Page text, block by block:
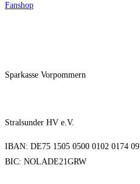
Fanshop
Sparkasse Vorpommern
Stralsunder HV e.V.
IBAN: DE75 1505 0500 0102 0174 09
BIC: NOLADE21GRW